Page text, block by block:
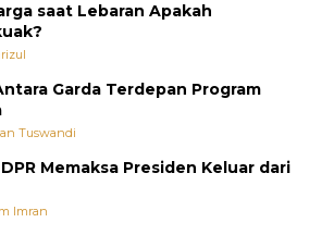
saat Lebaran Apakah
Garda Terdepan Program
Tuswandi
Memaksa Presiden Keluar dari
Imran